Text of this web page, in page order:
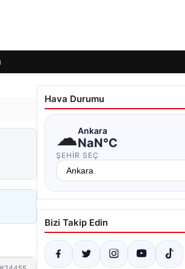
Hava Durumu
☁Ankara
NaN°C
ŞEHIR SEÇ
Bizi Takip Edin